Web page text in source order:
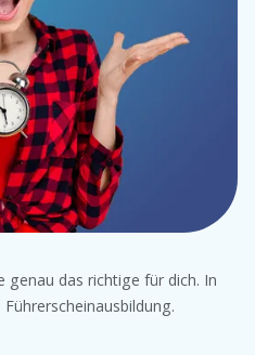
genau das richtige für dich. In